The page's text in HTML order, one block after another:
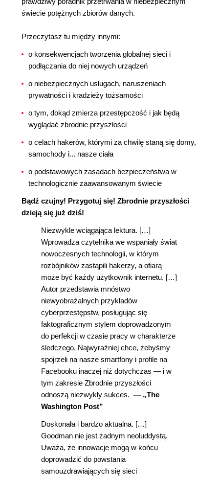
świecie potężnych zbiorów danych.
Przeczytasz tu między innymi:
o konsekwencjach tworzenia globalnej sieci i
podłączania do niej nowych urządzeń
o niebezpiecznych usługach, naruszeniach
prywatności i kradzieży tożsamości
o tym, dokąd zmierza przestępczość i jak będą
wyglądać zbrodnie przyszłości
o celach hakerów, którymi za chwilę staną się domy,
samochody i... nasze ciała
o podstawowych zasadach bezpieczeństwa w
technologicznie zaawansowanym świecie
Bądź czujny! Przygotuj się! Zbrodnie przyszłości
dzieją się już dziś!
Niezwykle wciągająca lektura. […]
Wprowadza czytelnika we wspaniały świat
nowoczesnych technologii, w którym
rozbójników zastąpili hakerzy, a ofiarą
może być każdy użytkownik internetu. […]
Autor przedstawia mnóstwo
niewyobrażalnych przykładów
cyberprzestępstw, posługując się
faktograficznym stylem doprowadzonym
do perfekcji w czasie pracy w charakterze
śledczego. Najwyraźniej chce, żebyśmy
spojrzeli na nasze smartfony i profile na
Facebooku inaczej niż dotychczas — i w
tym zakresie Zbrodnie przyszłości
odnoszą niezwykły sukces. — „The
Washington Post”
Doskonała i bardzo aktualna. […]
Goodman nie jest żadnym neoluddystą.
Uważa, że innowacje mogą w końcu
doprowadzić do powstania
samouzdrawiających się sieci